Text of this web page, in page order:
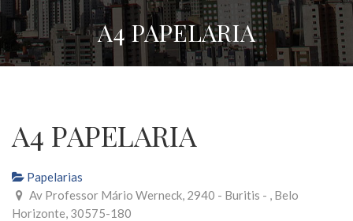
A4 PAPELARIA
A4 PAPELARIA
Papelarias
Av Professor Mário Werneck, 2940 - Buritis - , Belo
Horizonte, 30575-180